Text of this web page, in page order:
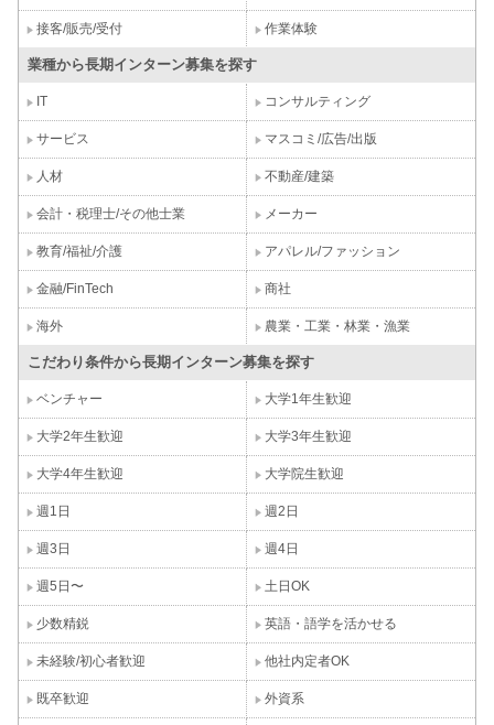
接客/販売/受付 作業体験
業種から長期インターン募集を探す
IT コンサルティング
サービス マスコミ/広告/出版
人材 不動産/建築
会計・税理士/その他士業 メーカー
教育/福祉/介護 アパレル/ファッション
金融/FinTech 商社
海外 農業・工業・林業・漁業
こだわり条件から長期インターン募集を探す
ベンチャー 大学1年生歓迎
大学2年生歓迎 大学3年生歓迎
大学4年生歓迎 大学院生歓迎
週1日 週2日
週3日 週4日
週5日〜 土日OK
少数精鋭 英語・語学を活かせる
未経験/初心者歓迎 他社内定者OK
既卒歓迎 外資系